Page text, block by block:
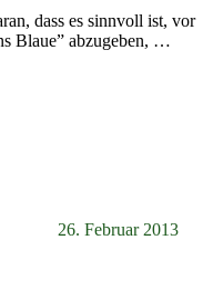
dass es sinnvoll ist, vor
Blaue” abzugeben, …
26. Februar 2013